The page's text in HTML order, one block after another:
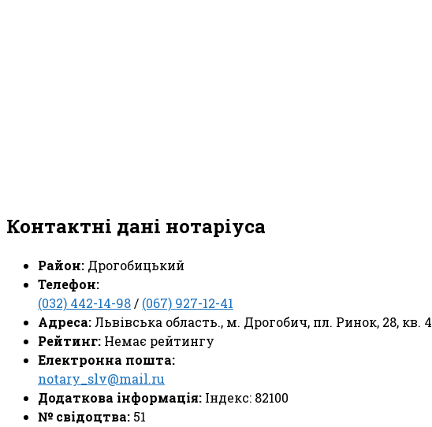
Контактні дані нотаріуса
Район: Дрогобицький
Телефон:
(032) 442-14-98/ (067) 927-12-41
Адреса: Львівська область., м. Дрогобич, пл. Ринок, 28, кв. 4
Рейтинг: Немає рейтингу
Електронна пошта:
notary_slv@mail.ru
Додаткова інформація: Індекс: 82100
№ свідоцтва: 51